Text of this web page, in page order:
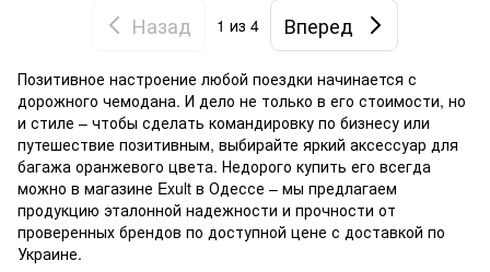
Назад 1 из 4 Вперед
Позитивное настроение любой поездки начинается с
дорожного чемодана. И дело не только в его стоимости, но
и стиле – чтобы сделать командировку по бизнесу или
путешествие позитивным, выбирайте яркий аксессуар для
багажа оранжевого цвета. Недорого купить его всегда
можно в магазине Exult в Одессе – мы предлагаем
продукцию эталонной надежности и прочности от
проверенных брендов по доступной цене с доставкой по
Украине.